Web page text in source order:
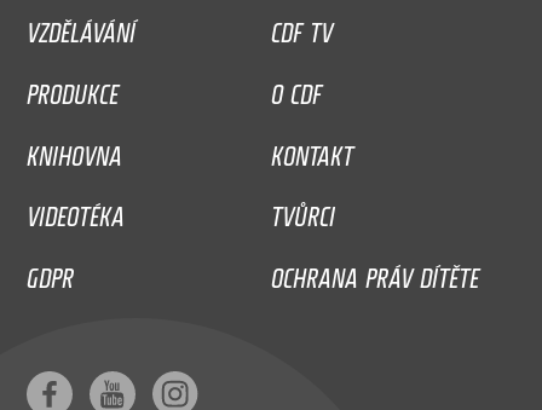
VZDĚLÁVÁNÍ
CDF TV
PRODUKCE
O CDF
KNIHOVNA
KONTAKT
VIDEOTÉKA
TVŮRCI
GDPR
OCHRANA PRÁV DÍTĚTE